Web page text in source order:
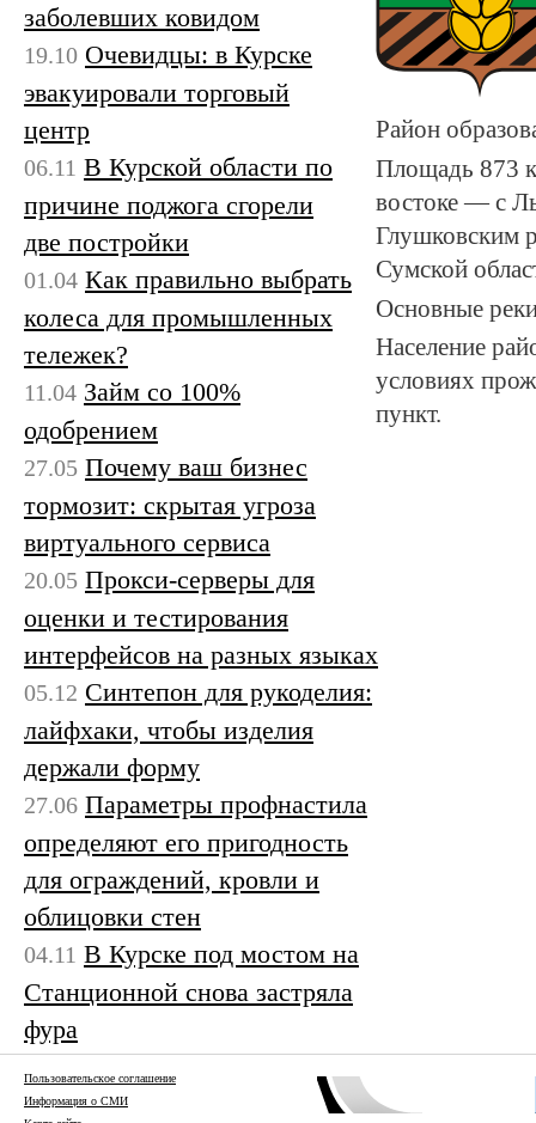
Район
Площадь 873
востоке — с
Глушковским
Сумской
Основные
Население
условиях
пункт.
заболевших ковидом
19.10 Очевидцы: в Курске
эвакуировали торговый
центр
06.11 В Курской области по
причине поджога сгорели
две постройки
01.04 Как правильно выбрать
колеса для промышленных
тележек?
11.04 Займ со 100%
одобрением
27.05 Почему ваш бизнес
тормозит: скрытая угроза
виртуального сервиса
20.05 Прокси-серверы для
оценки и тестирования
интерфейсов на разных языках
05.12 Синтепон для рукоделия:
лайфхаки, чтобы изделия
держали форму
27.06 Параметры профнастила
определяют его пригодность
для ограждений, кровли и
облицовки стен
04.11 В Курске под мостом на
Станционной снова застряла
фура
Пользовательское соглашение
Информация о СМИ